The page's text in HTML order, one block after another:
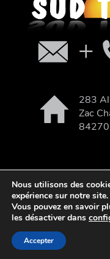
283
Zac
84270
|
© 2026 Sud Trike -
Légales,Plan du site
Nous utilisons des
expérience sur notre site.
Vous pouvez en savoir
les désactiver dans
Accepter